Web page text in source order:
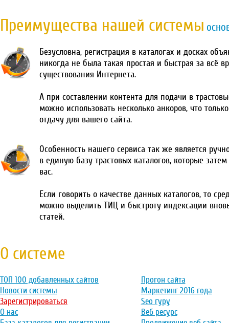
Преимущества нашей системы
Безусловна, регистрация в каталогах и досках
никогда не была такая простая и быстрая за всё
существования Интернета.
А при составлении контента для подачи в
можно использовать несколько анкоров, что
отдачу для вашего сайта.
Особенность нашего сервиса так же является
в единую базу трастовых каталогов, которые
вас.
Если говорить о качестве данных каталогов, то
можно выделить ТИЦ и быстроту индексации
статей.
О системе
ТОП 100 добавленных сайтов
Новости системы
Зарегистрироваться
О нас
Прогон сайта
Маркетинг 2016 года
Seo гуру
Веб ресурс